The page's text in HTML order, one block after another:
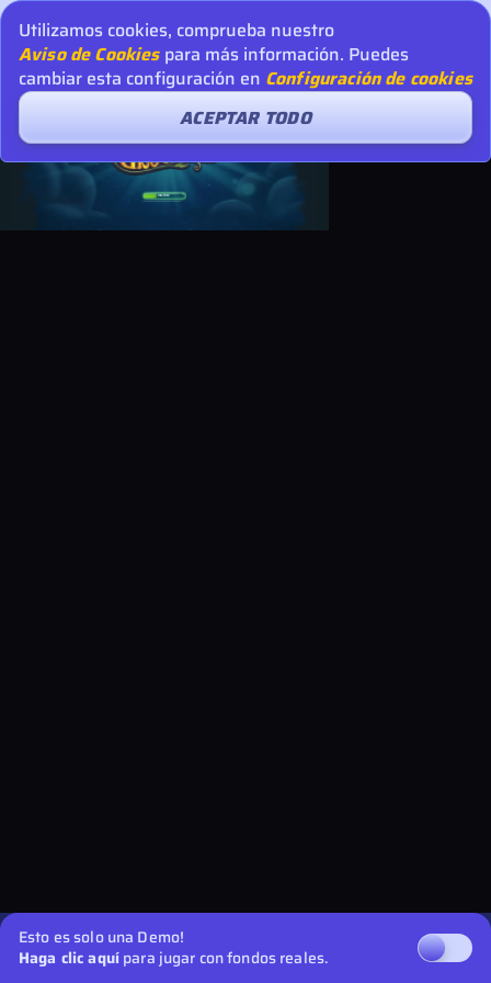
Esto es solo una Demo!
Haga clic aquípara jugar con fondos reales.
Utilizamos cookies, comprueba nuestro
Aviso de Cookiespara más información. Puedes
cambiar esta configuración en Configuración de cookies
ACEPTAR TODO